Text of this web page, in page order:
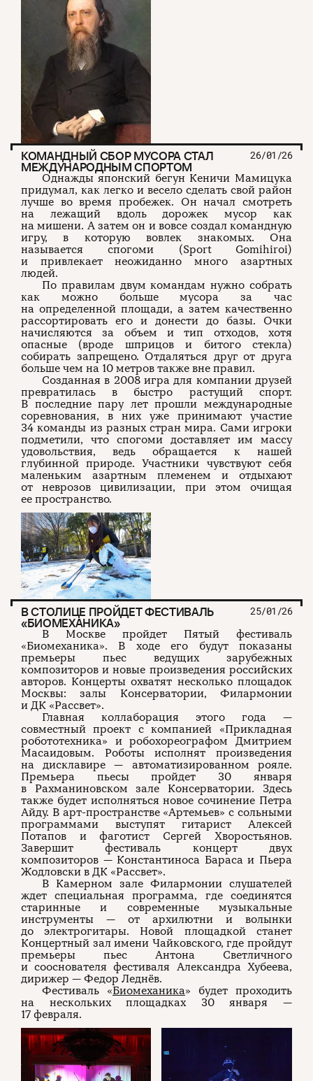
КОМАНДНЫЙ СБОР МУСОРА СТАЛ
МЕЖДУНАРОДНЫМ СПОРТОМ
26/01/26
Однажды японский бегун Кеничи Мамицука
придумал, как легко и весело сделать свой район
лучше во время пробежек. Он начал смотреть
на лежащий вдоль дорожек мусор как
на мишени. А затем он и вовсе создал командную
игру, в которую вовлек знакомых. Она
называется спогоми (Sport Gomihiroi)
и привлекает неожиданно много азартных
людей.
По правилам двум командам нужно собрать
как можно больше мусора за час
на определенной площади, а затем качественно
рассортировать его и донести до базы. Очки
начисляются за объем и тип отходов, хотя
опасные (вроде шприцов и битого стекла)
собирать запрещено. Отдаляться друг от друга
больше чем на 10 метров также вне правил.
Созданная в 2008 игра для компании друзей
превратилась в быстро растущий спорт.
В последние пару лет прошли международные
соревнования, в них уже принимают участие
34 команды из разных стран мира. Сами игроки
подметили, что спогоми доставляет им массу
удовольствия, ведь обращается к нашей
глубинной природе. Участники чувствуют себя
маленьким азартным племенем и отдыхают
от неврозов цивилизации, при этом очищая
ее пространство.
В СТОЛИЦЕ ПРОЙДЕТ ФЕСТИВАЛЬ
«БИОМЕХАНИКА»
25/01/26
В Москве пройдет Пятый фестиваль
«Биомеханика». В ходе его будут показаны
премьеры пьес ведущих зарубежных
композиторов и новые произведения российских
авторов. Концерты охватят несколько площадок
Москвы: залы Консерватории, Филармонии
и ДК «Рассвет».
Главная коллаборация этого года —
совместный проект с компанией «Прикладная
робототехника» и робохореографом Дмитрием
Масаидовым. Роботы исполнят произведения
на дисклавире — автоматизированном рояле.
Премьера пьесы пройдет 30 января
в Рахманиновском зале Консерватории. Здесь
также будет исполняться новое сочинение Петра
Айду. В арт-пространстве «Артемьев» с сольными
программами выступят гитарист Алексей
Потапов и фаготист Сергей Хворостьянов.
Завершит фестиваль концерт двух
композиторов — Константиноса Бараса и Пьера
Жодловски в ДК «Рассвет».
В Камерном зале Филармонии слушателей
ждет специальная программа, где соединятся
старинные и современные музыкальные
инструменты — от архилютни и волынки
до электрогитары. Новой площадкой станет
Концертный зал имени Чайковского, где пройдут
премьеры пьес Антона Светличного
и сооснователя фестиваля Александра Хубеева,
дирижер — Федор Леднёв.
Фестиваль «Биомеханика» будет проходить
на нескольких площадках 30 января —
17 февраля.